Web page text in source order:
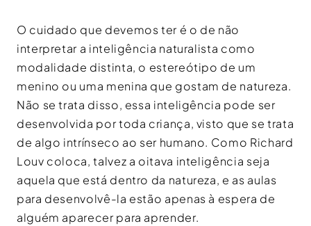
O cuidado que devemos ter é o de não
interpretar a inteligência naturalista como
modalidade distinta, o estereótipo de um
menino ou uma menina que gostam de natureza.
Não se trata disso, essa inteligência pode ser
desenvolvida por toda criança, visto que se trata
de algo intrínseco ao ser humano. Como Richard
Louv coloca, talvez a oitava inteligência seja
aquela que está dentro da natureza, e as aulas
para desenvolvê-la estão apenas à espera de
alguém aparecer para aprender.